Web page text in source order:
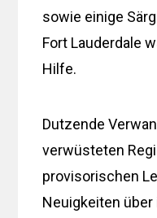
sowie einige
Fort Lauderdale
Hilfe.
Dutzende
verwüsteten
provisorischen
Neuigkeiten über